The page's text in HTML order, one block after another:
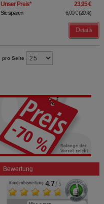
Unser Preis* 23,95 €
Sie sparen 6,00 €(20%)
Details
pro Seite
Bewertung